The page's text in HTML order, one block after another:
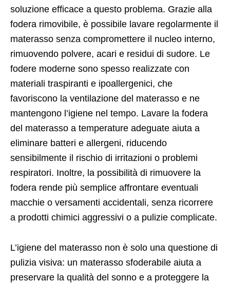
soluzione efficace a questo problema. Grazie alla
fodera rimovibile, è possibile lavare regolarmente il
materasso senza compromettere il nucleo interno,
rimuovendo polvere, acari e residui di sudore. Le
fodere moderne sono spesso realizzate con
materiali traspiranti e ipoallergenici, che
favoriscono la ventilazione del materasso e ne
mantengono l’igiene nel tempo. Lavare la fodera
del materasso a temperature adeguate aiuta a
eliminare batteri e allergeni, riducendo
sensibilmente il rischio di irritazioni o problemi
respiratori. Inoltre, la possibilità di rimuovere la
fodera rende più semplice affrontare eventuali
macchie o versamenti accidentali, senza ricorrere
a prodotti chimici aggressivi o a pulizie complicate.
L’igiene del materasso non è solo una questione di
pulizia visiva: un materasso sfoderabile aiuta a
preservare la qualità del sonno e a proteggere la